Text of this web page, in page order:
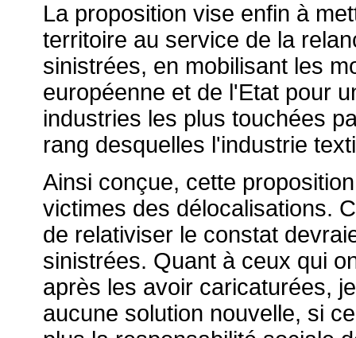
La proposition vise enfin à
territoire au service de la
sinistrées, en mobilisant les
européenne et de l'Etat pour
industries les plus touchées
rang desquelles l'industrie
Ainsi conçue, cette
victimes des délocalisations.
de relativiser le constat
sinistrées. Quant à ceux qui
après les avoir caricaturées,
aucune solution nouvelle, si